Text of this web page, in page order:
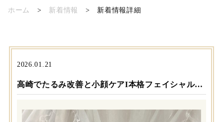
ホーム > 新着情報 > 新着情報詳細
2026.01.21
高崎でたるみ改善と小顔ケアΙ本格フェイシャルエステ Ma Vie